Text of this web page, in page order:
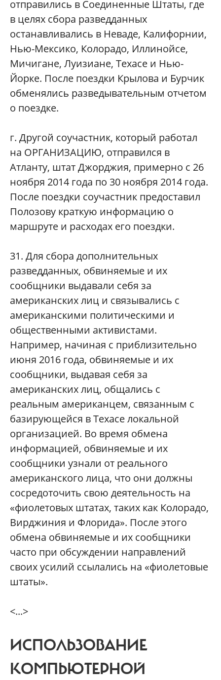
отправились в Соединенные Штаты, где
в целях сбора разведданных
останавливались в Неваде, Калифорнии,
Нью-Мексико, Колорадо, Иллинойсе,
Мичигане, Луизиане, Техасе и Нью-
Йорке. После поездки Крылова и Бурчик
обменялись разведывательным отчетом
о поездке.
г. Другой соучастник, который работал
на ОРГАНИЗАЦИЮ, отправился в
Атланту, штат Джорджия, примерно с 26
ноября 2014 года по 30 ноября 2014 года.
После поездки соучастник предоставил
Полозову краткую информацию о
маршруте и расходах его поездки.
31. Для сбора дополнительных
разведданных, обвиняемые и их
сообщники выдавали себя за
американских лиц и связывались с
американскими политическими и
общественными активистами.
Например, начиная с приблизительно
июня 2016 года, обвиняемые и их
сообщники, выдавая себя за
американских лиц, общались с
реальным американцем, связанным с
базирующейся в Техасе локальной
организацией. Во время обмена
информацией, обвиняемые и их
сообщники узнали от реального
американского лица, что они должны
сосредоточить свою деятельность на
«фиолетовых штатах, таких как Колорадо,
Вирджиния и Флорида». После этого
обмена обвиняемые и их сообщники
часто при обсуждении направлений
своих усилий ссылались на «фиолетовые
штаты».
<...>
ИСПОЛЬЗОВАНИЕ
КОМПЬЮТЕРНОЙ